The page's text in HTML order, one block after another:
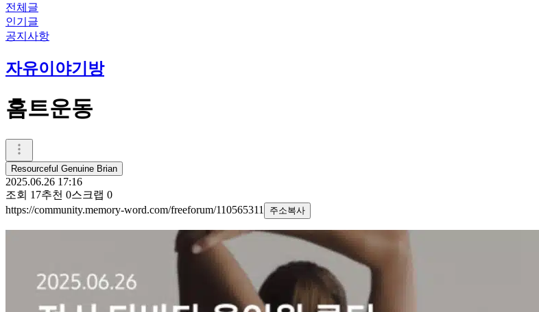
전체글
인기글
공지사항
자유이야기방
홈트운동
Resourceful Genuine Brian
2025.06.26 17:16
조회 17추천 0스크랩 0
https://community.memory-word.com/freeforum/110565311
주소복사